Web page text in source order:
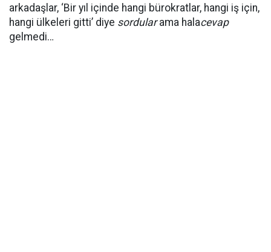
arkadaşlar, ‘Bir yıl içinde hangi bürokratlar, hangi iş için,
hangi ülkeleri gitti’ diye sordularama halacevap
gelmedi…